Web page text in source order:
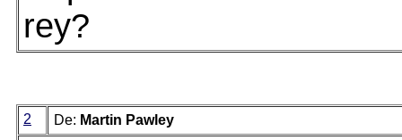
rey?
2 De: Martin Pawley